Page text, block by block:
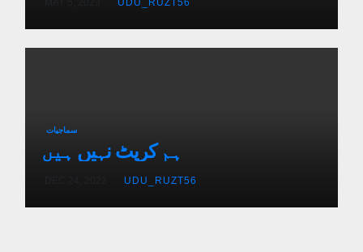
UDU_RUZT56
سماجیات
ہم کرپٹ نہیں ہیں
UDU_RUZT56